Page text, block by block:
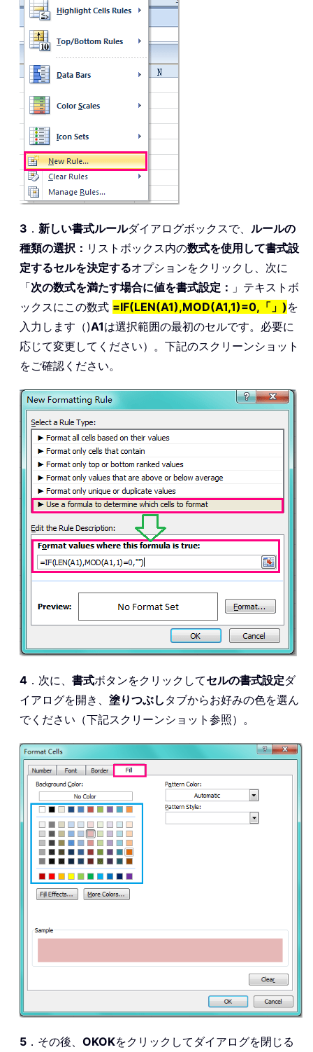
3 ． 新しい書式ルールダイアログボックスで、 ルールの
種類の選択： リストボックス内の数式を使用して書式設
定するセルを決定するオプションをクリックし、次に
「次の数式を満たす場合に値を書式設定： 」テキストボ
ックスにこの数式 =IF(LEN(A1),MOD(A1,1)=0,「」) を
入力します（)A1は選択範囲の最初のセルです。必要に
応じて変更してください）。下記のスクリーンショット
をご確認ください。
4 ．次に、 書式ボタンをクリックしてセルの書式設定ダ
イアログを開き、 塗りつぶし タブからお好みの色を選ん
でください（下記スクリーンショット参照）。
5 ．その後、 OKOKをクリックしてダイアログを閉じる